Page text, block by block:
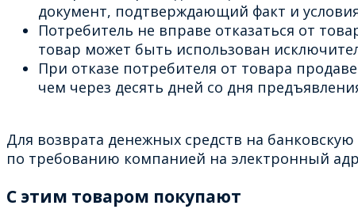
документ, подтверждающий факт и
Потребитель не вправе отказаться от
товар может быть использован
При отказе потребителя от товара
чем через десять дней со дня
Для возврата денежных средств на
по требованию компанией на электронный
C этим товаром покупают